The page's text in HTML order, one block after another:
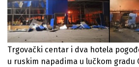
Trgovački centar i dva hotela
u ruskim napadima u lučkom gradu